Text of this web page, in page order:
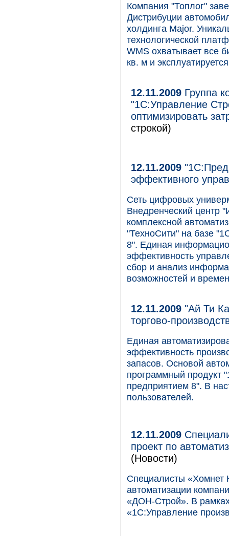
Компания "Топлог"
Дистрибуции
холдинга Major.
технологической
WMS охватывает все
кв. м и
12.11.2009 Группа
"1С:Управление
оптимизировать
строкой)
12.11.2009
эффективного
Сеть цифровых
Внедренческий центр
комплексной
"ТехноСити" на базе
8". Единая
эффективность
сбор и анализ
возможностей и
12.11.2009 "Ай Ти
торгово-
Единая
эффективность
запасов. Основой
программный продукт
предприятием 8". В
пользователей.
12.11.2009
проект по
(Новости)
Специалисты «Хомнет
автоматизации
«ДОН-Строй». В
«1С:Управление